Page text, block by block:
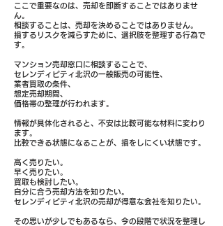
ここで重要なのは、売却を即断することではありませ
ん。
相談することは、売却を決めることではありません。
損するリスクを減らすために、選択肢を整理する行為で
す。
マンション売却窓口に相談することで、
セレンディピティ北沢の一般販売の可能性、
業者買取の条件、
想定売却期間、
価格帯の整理が行われます。
情報が具体化されると、不安は比較可能な材料に変わり
ます。
比較できる状態になることが、損をしにくい状態です。
高く売りたい。
早く売りたい。
買取も検討したい。
自分に合う売却方法を知りたい。
セレンディピティ北沢の売却が得意な会社を知りたい。
その思いが少しでもあるなら、今の段階で状況を整理し